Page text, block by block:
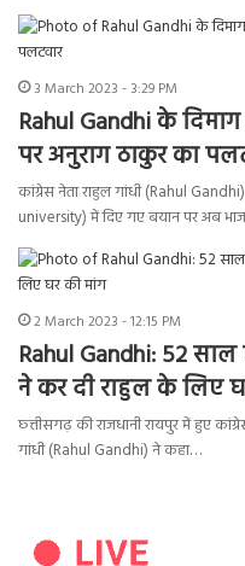
3 March 2023 - 3:29 PM
Rahul Gandhi के
पर अनुराग ठाकुर का
कांग्रेस नेता राहुल गांधी (Rahul
university) में दिए गए बयान पर अब
2 March 2023 - 12:15 PM
Rahul Gandhi: 52
ने कर दी राहुल के लिए
छ्त्तीसगढ़ की राजधानी रायपुर में हुए
गांधी (Rahul Gandhi) ने कहा…